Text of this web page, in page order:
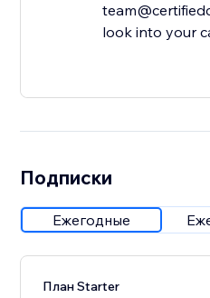
Подписки
Ежегодные
План Starter